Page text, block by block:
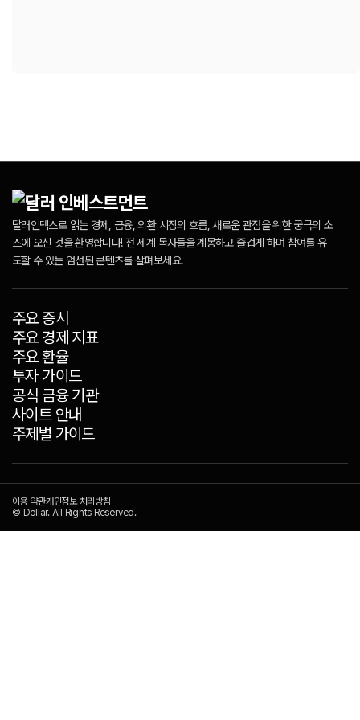
달러인덱스로 읽는 경제, 금융, 외환 시장의 흐름, 새로운 관점을 위한 궁극의 소
스에 오신 것을 환영합니다! 전 세계 독자들을 계몽하고 즐겁게 하며 참여를 유
도할 수 있는 엄선된 콘텐츠를 살펴보세요.
주요 증시
주요 경제 지표
주요 환율
투자 가이드
공식 금융 기관
사이트 안내
주제별 가이드
이용 약관개인정보 처리방침
© Dollar. All Rights Reserved.